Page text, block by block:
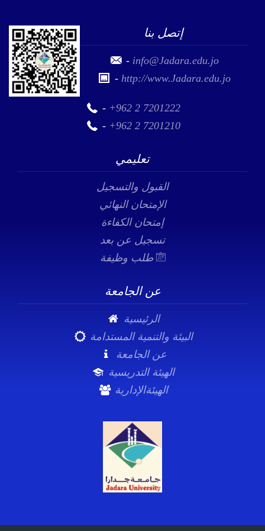
إتصل بنا
- info@Jadara.edu.jo
- http://www.Jadara.edu.jo
- +962 2 7201222
- +962 2 7201210
تعليمي
القبول والتسجيل
الإمتحان النهائي
إمتحان الكفاءة
تسجيل عن بعد
عن الجامعة
الرئيسية
البيئة والتنمية المستدامة
عن الجامعة
الهيئة التدريسية
الهيئةالإدارية